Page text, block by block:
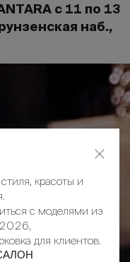
с 11 по 13
наб.,
красоты и
с моделями из
2026,
для клиентов.